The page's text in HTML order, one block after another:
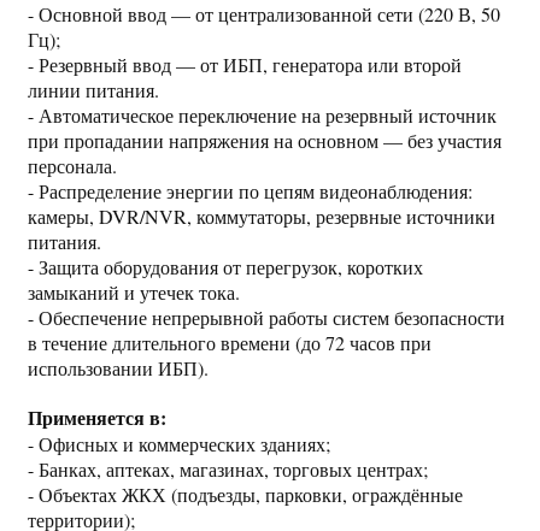
- Основной ввод — от централизованной сети (220 В, 50
Гц);
- Резервный ввод — от ИБП, генератора или второй
линии питания.
- Автоматическое переключение на резервный источник
при пропадании напряжения на основном — без участия
персонала.
- Распределение энергии по цепям видеонаблюдения:
камеры, DVR/NVR, коммутаторы, резервные источники
питания.
- Защита оборудования от перегрузок, коротких
замыканий и утечек тока.
- Обеспечение непрерывной работы систем безопасности
в течение длительного времени (до 72 часов при
использовании ИБП).
Применяется в:
- Офисных и коммерческих зданиях;
- Банках, аптеках, магазинах, торговых центрах;
- Объектах ЖКХ (подъезды, парковки, ограждённые
территории);